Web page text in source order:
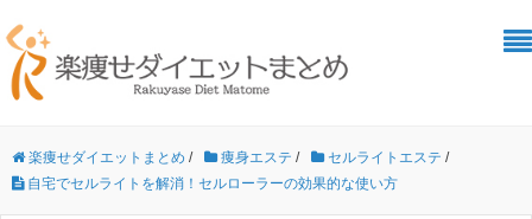
楽痩せダイエットまとめ / 痩身エステ / セルライトエステ /
自宅でセルライトを解消！セルローラーの効果的な使い方